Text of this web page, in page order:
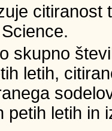
citiranost
skupno
letih,
petih letih in